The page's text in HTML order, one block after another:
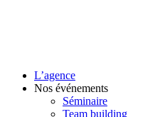
L’agence
Nos événements
Séminaire
Team building